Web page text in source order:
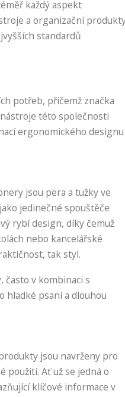
každý aspekt
a organizační
standardů
potřeb, přičemž značka
této společnosti
ergonomického
jsou pera a tužky ve
jedinečné spouštěče
rybí design, díky čemuž
nebo kancelářské
tak styl.
často v kombinaci s
hladké psaní a dlouhou
jsou navrženy pro
použití. Ať už se jedná o
klíčové informace v